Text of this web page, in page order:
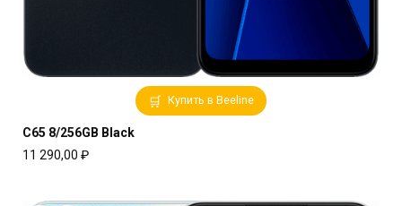
Купить в Beeline
C65 8/256GB Black
11 290,00 ₽